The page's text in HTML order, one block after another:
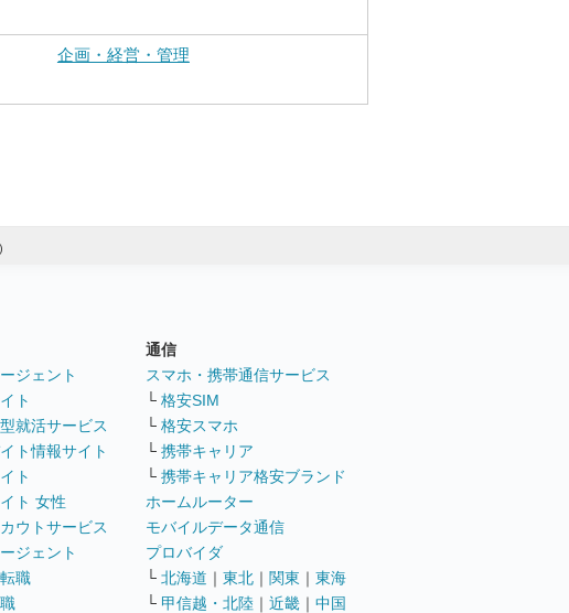
企画・経営・管理
ジェント
ト
就活サービス
ト情報サイト
ト
ト 女性
ウトサービス
ジェント
職
通信
スマホ・携帯通信サービス
└ 格安SIM
└ 格安スマホ
└ 携帯キャリア
└ 携帯キャリア格安ブランド
ホームルーター
モバイルデータ通信
プロバイダ
└ 北海道 ｜ 東北 ｜ 関東 ｜ 東海
└ 甲信越・北陸 ｜ 近畿 ｜ 中国